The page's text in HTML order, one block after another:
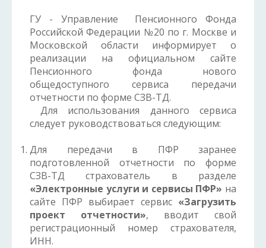
ГУ - Управление Пенсионного Фонда
Российской Федерации №20 по г. Москве и
Московской области информирует о
реализации на официальном сайте
Пенсионного фонда нового
общедоступного сервиса передачи
отчетности по форме СЗВ-ТД.
Для использования данного сервиса
следует руководствоваться следующим:
Для передачи в ПФР заранее
подготовленной отчетности по форме
СЗВ-ТД страхователь в разделе
«Электронные услуги и сервисы ПФР» на
сайте ПФР выбирает сервис «Загрузить
проект отчетности», вводит свой
регистрационный номер страхователя,
ИНН.